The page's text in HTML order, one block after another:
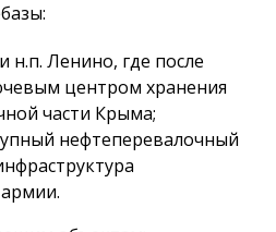
н.п. Ленино, где после
центром хранения
части Крыма;
нефтеперевалочный